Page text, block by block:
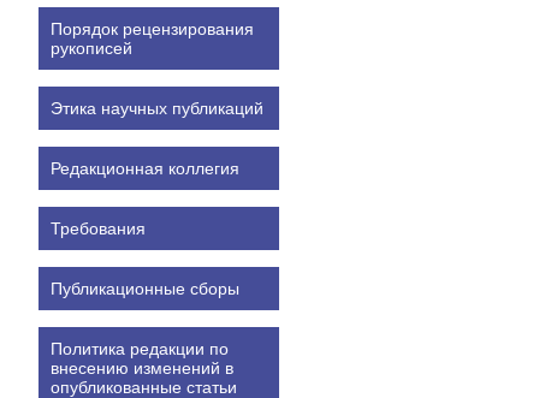
Порядок рецензирования
рукописей
Этика научных публикаций
Редакционная коллегия
Требования
Публикационные сборы
Политика редакции по
внесению изменений в
опубликованные статьи